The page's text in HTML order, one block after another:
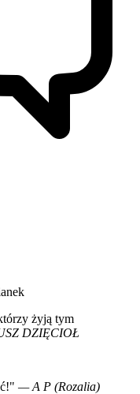
żyją tym
DZIĘCIOŁ
— A P (Rozalia)